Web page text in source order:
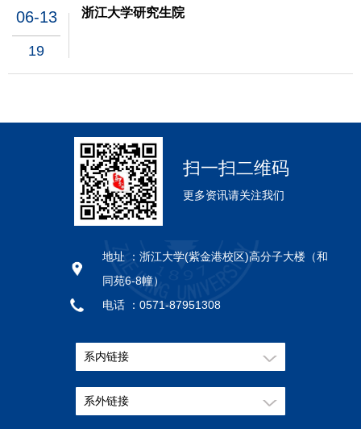
06-13
19
浙江大学研究生院
扫一扫二维码
更多资讯请关注我们
地址 ： 浙江大学(紫金港校区)高分子大楼（和
同苑6-8幢）
电话 ： 0571-87951308
系内链接
系外链接